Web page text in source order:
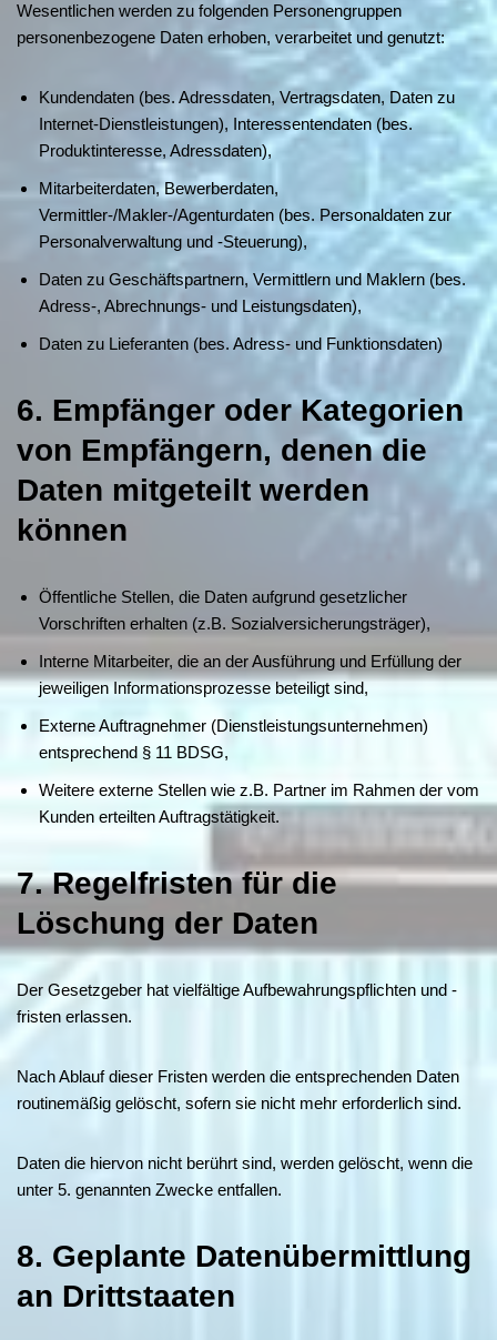
Wesentlichen werden zu folgenden Personengruppen
personenbezogene Daten erhoben, verarbeitet und genutzt:
Kundendaten (bes. Adressdaten, Vertragsdaten, Daten zu
Internet-Dienstleistungen), Interessentendaten (bes.
Produktinteresse, Adressdaten),
Mitarbeiterdaten, Bewerberdaten,
Vermittler-/Makler-/Agenturdaten (bes. Personaldaten zur
Personalverwaltung und -Steuerung),
Daten zu Geschäftspartnern, Vermittlern und Maklern (bes.
Adress-, Abrechnungs- und Leistungsdaten),
Daten zu Lieferanten (bes. Adress- und Funktionsdaten)
6. Empfänger oder Kategorien
von Empfängern, denen die
Daten mitgeteilt werden
können
Öffentliche Stellen, die Daten aufgrund gesetzlicher
Vorschriften erhalten (z.B. Sozialversicherungsträger),
Interne Mitarbeiter, die an der Ausführung und Erfüllung der
jeweiligen Informationsprozesse beteiligt sind,
Externe Auftragnehmer (Dienstleistungsunternehmen)
entsprechend § 11 BDSG,
Weitere externe Stellen wie z.B. Partner im Rahmen der vom
Kunden erteilten Auftragstätigkeit.
7. Regelfristen für die
Löschung der Daten
Der Gesetzgeber hat vielfältige Aufbewahrungspflichten und -
fristen erlassen.
Nach Ablauf dieser Fristen werden die entsprechenden Daten
routinemäßig gelöscht, sofern sie nicht mehr erforderlich sind.
Daten die hiervon nicht berührt sind, werden gelöscht, wenn die
unter 5. genannten Zwecke entfallen.
8. Geplante Datenübermittlung
an Drittstaaten